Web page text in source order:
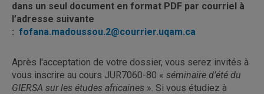
dans un seul document en format PDF par courriel à
l’adresse suivante
: fofana.madoussou.2@courrier.uqam.ca
Après l'acceptation de votre dossier, vous serez invités à
vous inscrire au cours JUR7060-80 « séminaire d’été du
GIERSA sur les études africaines ». Si vous étudiez à